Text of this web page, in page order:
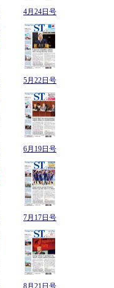
4月24日号
5月22日号
6月19日号
7月17日号
8月21日号